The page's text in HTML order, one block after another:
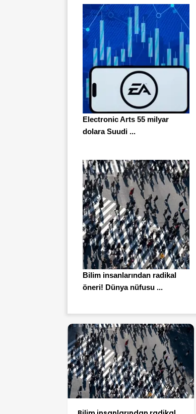
Electronic Arts 55 milyar
dolara Suudi ...
Bilim insanlarından radikal
öneri! Dünya nüfusu ...